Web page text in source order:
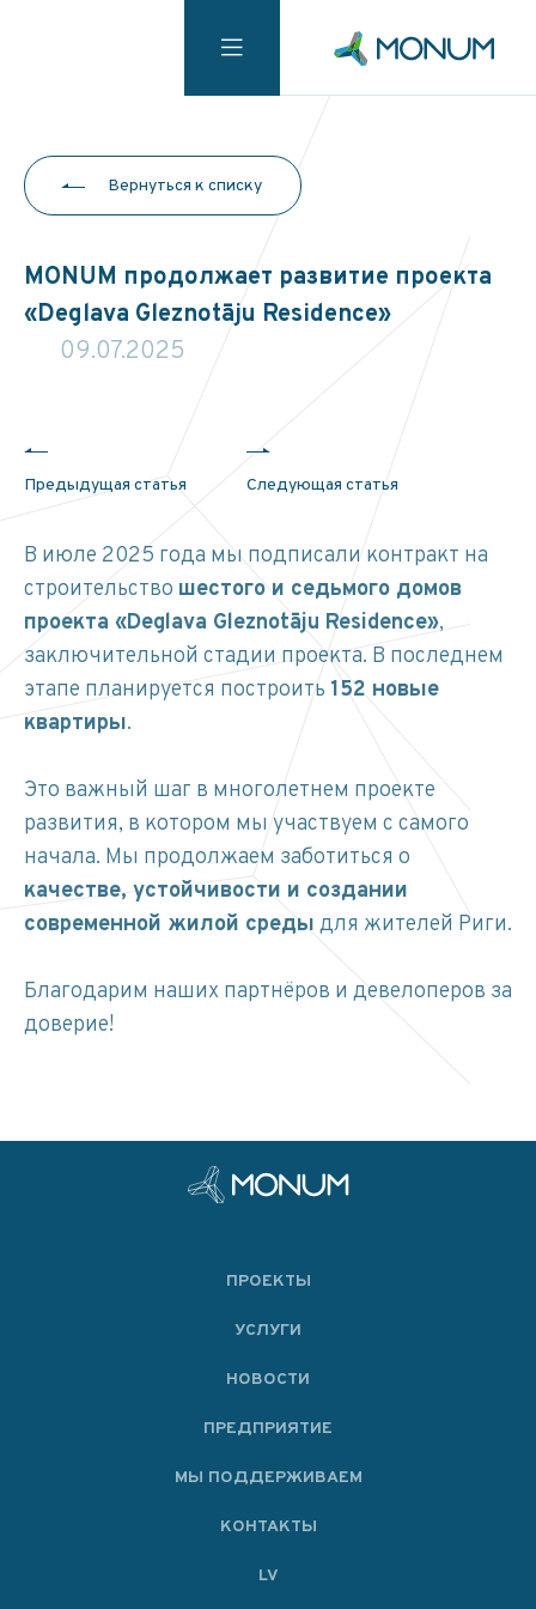
Вернуться к списку
MONUM продолжает развитие проекта
«Deglava Gleznotāju Residence»
09.07.2025
Предыдущая статья Следующая статья
В июле 2025 года мы подписали контракт на
строительство шестого и седьмого домов
проекта «Deglava Gleznotāju Residence»,
заключительной стадии проекта. В последнем
этапе планируется построить 152 новые
квартиры.
Это важный шаг в многолетнем проекте
развития, в котором мы участвуем с самого
начала. Мы продолжаем заботиться о
качестве, устойчивости и создании
современной жилой среды для жителей Риги.
Благодарим наших партнёров и девелоперов за
доверие!
ПРОЕКТЫ
УСЛУГИ
НОВОСТИ
ПРЕДПРИЯТИЕ
МЫ ПОДДЕРЖИВАЕМ
KОНТАКТЫ
LV